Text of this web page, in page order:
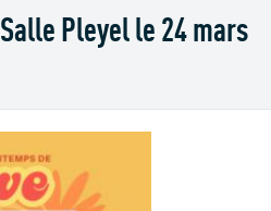
Pleyel le 24 mars